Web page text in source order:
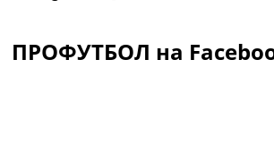
ПРОФУТБОЛ на